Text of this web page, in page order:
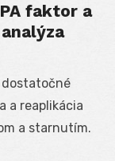
faktor a
dostatočné
a reaplikácia
a starnutím.